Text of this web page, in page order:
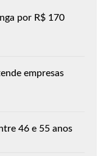
por R$ 170
empresas
46 e 55 anos